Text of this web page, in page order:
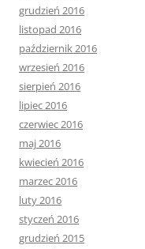
grudzień 2016
listopad 2016
październik 2016
wrzesień 2016
sierpień 2016
lipiec 2016
czerwiec 2016
maj 2016
kwiecień 2016
marzec 2016
luty 2016
styczeń 2016
grudzień 2015